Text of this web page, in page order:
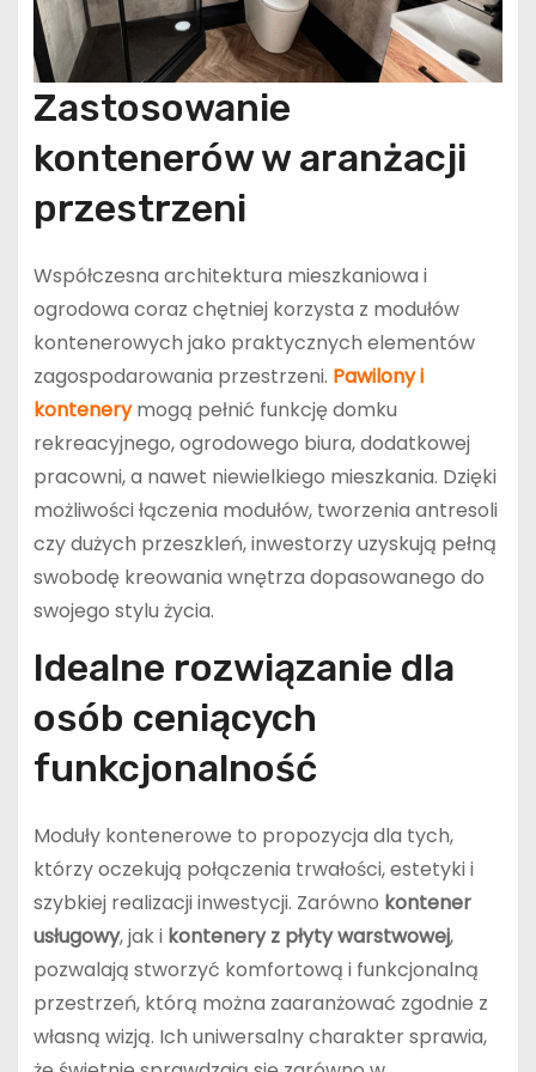
Zastosowanie
kontenerów w aranżacji
przestrzeni
Współczesna architektura mieszkaniowa i
ogrodowa coraz chętniej korzysta z modułów
kontenerowych jako praktycznych elementów
zagospodarowania przestrzeni. Pawilony i
kontenerymogą pełnić funkcję domku
rekreacyjnego, ogrodowego biura, dodatkowej
pracowni, a nawet niewielkiego mieszkania. Dzięki
możliwości łączenia modułów, tworzenia antresoli
czy dużych przeszkleń, inwestorzy uzyskują pełną
swobodę kreowania wnętrza dopasowanego do
swojego stylu życia.
Idealne rozwiązanie dla
osób ceniących
funkcjonalność
Moduły kontenerowe to propozycja dla tych,
którzy oczekują połączenia trwałości, estetyki i
szybkiej realizacji inwestycji. Zarówno kontener
usługowy, jak i kontenery z płyty warstwowej,
pozwalają stworzyć komfortową i funkcjonalną
przestrzeń, którą można zaaranżować zgodnie z
własną wizją. Ich uniwersalny charakter sprawia,